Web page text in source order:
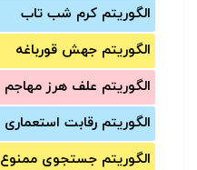
الگوریتم کرم شب تاب
الگوریتم جهش قورباغه
الگوریتم علف هرز مهاجم
الگوریتم رقابت استعماری
الگوریتم جستجوی ممنوع